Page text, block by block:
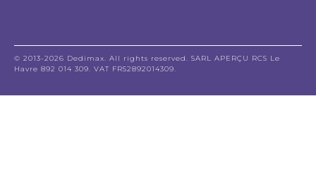
© 2013-2026 Dedimax. All rights reserved. SARL APERÇU RCS Le
Havre 892 014 309. VAT FR52892014309.